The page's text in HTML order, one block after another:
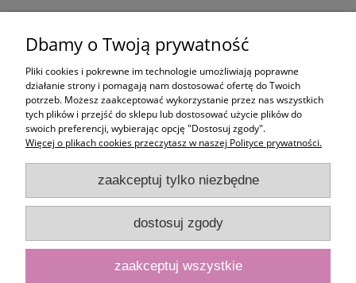
Moje konto
Informacje
Dbamy o Twoją prywatność
Pliki cookies i pokrewne im technologie umożliwiają poprawne
działanie strony i pomagają nam dostosować ofertę do Twoich
potrzeb. Możesz zaakceptować wykorzystanie przez nas wszystkich
tych plików i przejść do sklepu lub dostosować użycie plików do
swoich preferencji, wybierając opcję "Dostosuj zgody".
Więcej o plikach cookies przeczytasz w naszej Polityce prywatności.
zaakceptuj tylko niezbędne
dostosuj zgody
zaakceptuj wszystkie